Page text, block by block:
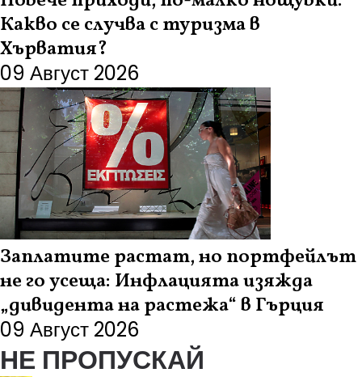
Какво се случва с туризма в
Хърватия?
09 Август 2026
Заплатите растат, но портфейлът
не го усеща: Инфлацията изяжда
„дивидента на растежа“ в Гърция
09 Август 2026
НЕ ПРОПУСКАЙ